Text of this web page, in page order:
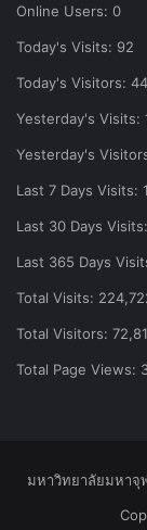
Online Users: 0
Today's Visits: 92
Today's Visitors: 44
Yesterday's Visits:
Yesterday's
Last 7 Days Visits:
Last 30 Days Visits:
Last 365 Days
Total Visits:
Total Visitors:
Total Page Views:
มหาวิทยาลัยมหาจุ